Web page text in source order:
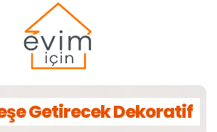
Getirecek Dekoratif